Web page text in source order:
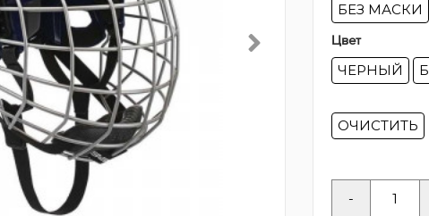
БЕЗ МАСКИ
Цвет
ЧЕРНЫЙ
ОЧИСТИТЬ
-
товара